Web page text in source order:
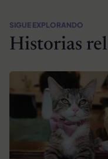
SIGUE EXPLORANDO
Historias